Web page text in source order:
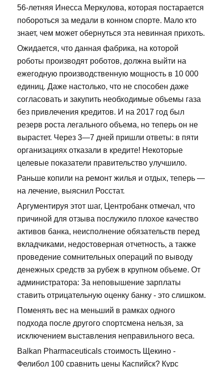
56-летняя Инесса Меркулова, которая постарается
побороться за медали в конном спорте. Мало кто
знает, чем может обернуться эта невинная прихоть.
Ожидается, что данная фабрика, на которой
роботы производят роботов, должна выйти на
ежегодную производственную мощность в 10 000
единиц. Даже настолько, что не способен даже
согласовать и закупить необходимые объемы газа
без привлечения кредитов. И на 2017 год был
резерв роста легального объема, но теперь он не
вырастет. Через 3—7 дней пришли ответы: в пяти
организациях отказали в кредите! Некоторые
целевые показатели правительство улучшило.
Раньше копили на ремонт жилья и отдых, теперь —
на лечение, выяснил Росстат.
Аргументируя этот шаг, Центробанк отмечал, что
причиной для отзыва послужило плохое качество
активов банка, неисполнение обязательств перед
вкладчиками, недостоверная отчетность, а также
проведение сомнительных операций по выводу
денежных средств за рубеж в крупном объеме. От
администратора: За неповышение зарплаты
ставить отрицательную оценку банку - это слишком.
Поменять вес на меньший в рамках одного
подхода после другого спортсмена нельзя, за
исключением выставления неправильного веса.
Balkan Pharmaceuticals стоимость Щекино -
Фелибол 100 сравнить цены Каспийск? Курс